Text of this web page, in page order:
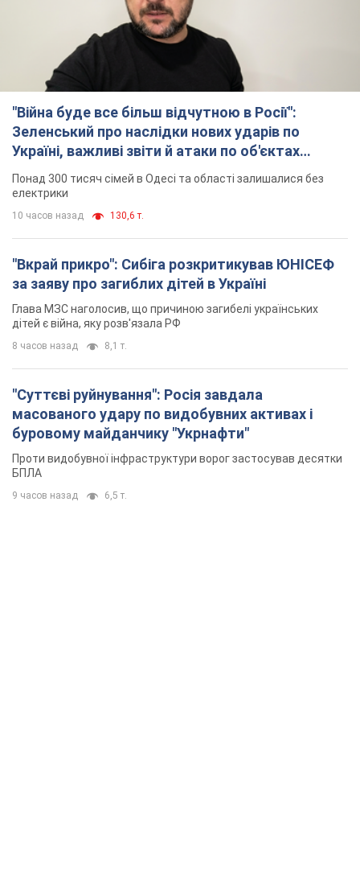
"Війна буде все більш відчутною в Росії":
Зеленський про наслідки нових ударів по
Україні, важливі звіти й атаки по об'єктах
ворога. Відео
Понад 300 тисяч сімей в Одесі та області залишалися без
електрики
10 часов назад 130,6 т.
"Вкрай прикро": Сибіга розкритикував ЮНІСЕФ
за заяву про загиблих дітей в Україні
Глава МЗС наголосив, що причиною загибелі українських
дітей є війна, яку розв'язала РФ
8 часов назад 8,1 т.
"Суттєві руйнування": Росія завдала
масованого удару по видобувних активах і
буровому майданчику "Укрнафти"
Проти видобувної інфраструктури ворог застосував десятки
БПЛА
9 часов назад 6,5 т.